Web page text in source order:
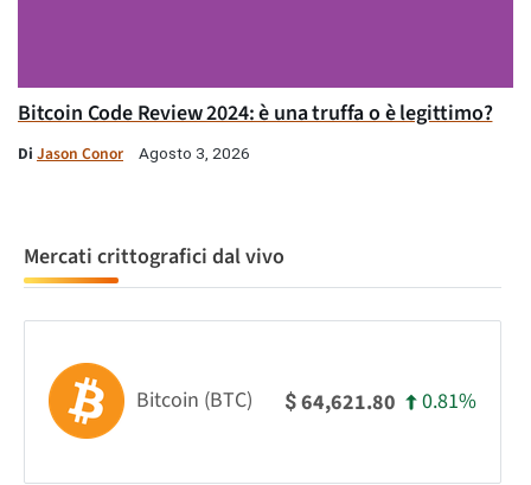
Bitcoin Code Review 2024: è una truffa o è legittimo?
Di Jason Conor Agosto 3, 2026
Mercati crittografici dal vivo
Bitcoin (BTC) $64,621.80 0.81%